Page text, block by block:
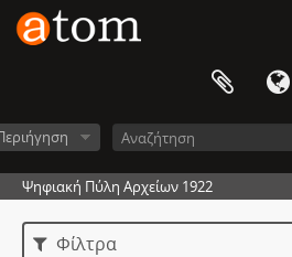
Ψηφιακή Πύλη Αρχείων 1922
Φίλτρα